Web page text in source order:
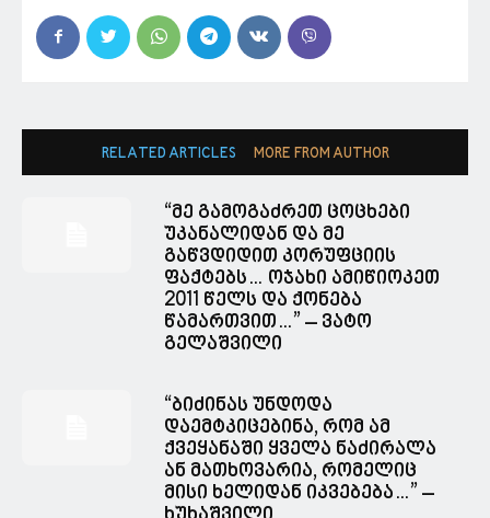
RELATED ARTICLES MORE FROM AUTHOR
“მე გამოგაძრეთ ცოცხები
უკანალიდან და მე
გაწვდიდით კორუფციის
ფაქტებს… ოჯახი ამიწიოკეთ
2011 წელს და ქონება
წამართვით…” – ვატო
გელაშვილი
“ბიძინას უნდოდა
დაემტკიცებინა, რომ ამ
ქვეყანაში ყველა ნაძირალა
ან მათხოვარია, რომელიც
მისი ხელიდან იკვებება…” –